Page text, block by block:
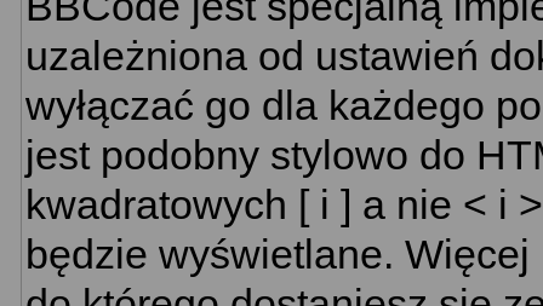
uzależniona od ustawień
wyłączać go dla każdego
jest podobny stylowo do
kwadratowych [ i ] a nie < i
będzie wyświetlane.